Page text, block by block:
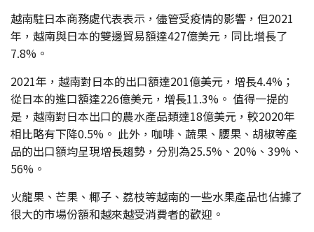
越南駐日本商務處代表表示，儘管受疫情的影響，但2021
年，越南與日本的雙邊貿易額達427億美元，同比增長了
7.8%。
2021年，越南對日本的出口額達201億美元，增長4.4%；
從日本的進口額達226億美元，增長11.3%。 值得一提的
是，越南對日本出口的農水產品類達18億美元，較2020年
相比略有下降0.5%。 此外，咖啡、蔬果、腰果、胡椒等產
品的出口額均呈現增長趨勢，分別為25.5%、20%、39%、
56%。
火龍果、芒果、椰子、荔枝等越南的一些水果產品也佔據了
很大的市場份額和越來越受消費者的歡迎。